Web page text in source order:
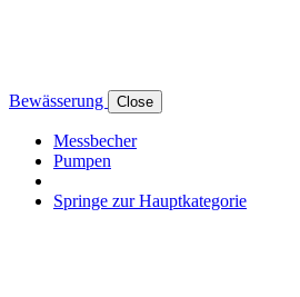
Bewässerung Close
Messbecher
Pumpen
Springe zur Hauptkategorie